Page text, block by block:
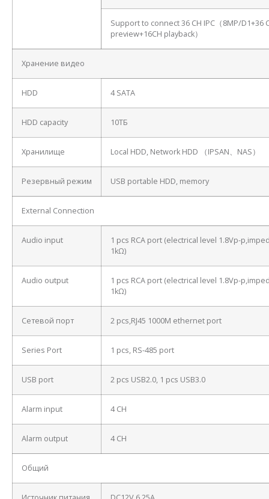
Support to connect 36 CH IPC（8MP/D1+36
preview+16CH playback）
Хранение видео
HDD 4 SATA
HDD capacity 10ТБ
Хранилище Local HDD, Network HDD （IPSAN、NAS）
Резервный режим USB portable HDD, memory
External Connection
Audio input
1 pcs RCA port (electrical level 1.8Vp-
1kΩ)
Audio output
1 pcs RCA port (electrical level 1.8Vp-
1kΩ)
Сетевой порт 2 pcs,RJ45 1000M ethernet port
Series Port 1 pcs, RS-485 port
USB port 2 pcs USB2.0, 1 pcs USB3.0
Alarm input 4 CH
Alarm output 4 CH
Общий